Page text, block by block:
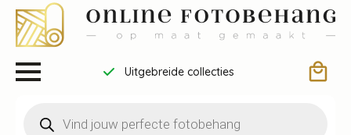
Uitgebreide collecties
zoeken